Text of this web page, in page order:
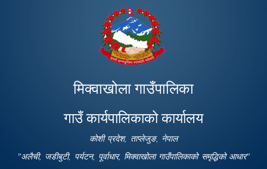
main
content
मिक्वाखोला गाउँपालिका
गाउँ कार्यपालिकाको कार्यालय
कोशी प्रदेश, ताप्लेजुङ, नेपाल
"अलैची, जडीबुटी, पर्यटन, पूर्वाधार, मिक्वाखोला गाउँपालिकाको समृद्धिको आधार"